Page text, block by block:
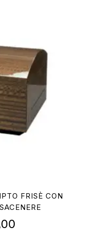
FRISÈ CON